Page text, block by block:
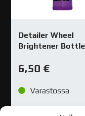
Detailer Wheel
Brightener Bottle
6,50 €
Varastossa